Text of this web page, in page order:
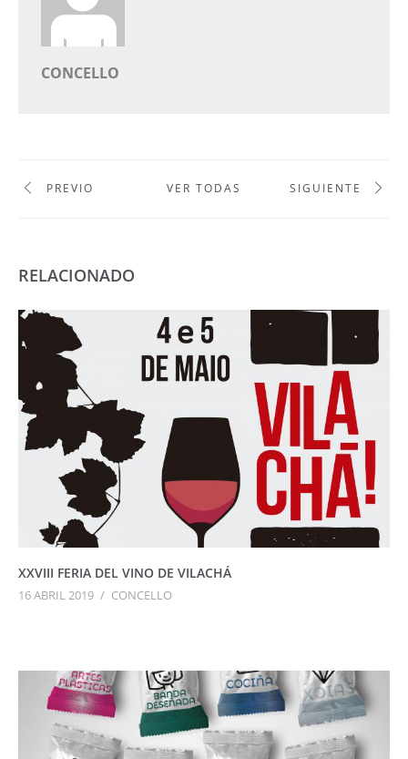
CONCELLO
PREVIO VER TODAS SIGUIENTE
RELACIONADO
XXVIII FERIA DEL VINO DE VILACHÁ
16 ABRIL 2019 / CONCELLO